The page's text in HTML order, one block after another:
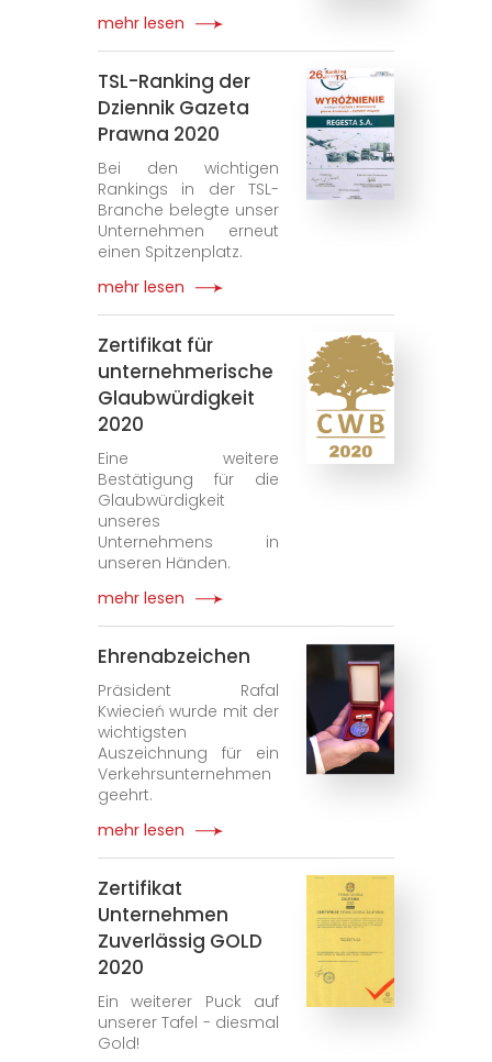
mehr lesen
TSL-Ranking der
Dziennik Gazeta
Prawna 2020
Bei den wichtigen
Rankings in der TSL-
Branche belegte unser
Unternehmen erneut
einen Spitzenplatz.
mehr lesen
Zertifikat für
unternehmerische
Glaubwürdigkeit
2020
Eine weitere
Bestätigung für die
Glaubwürdigkeit
unseres
Unternehmens in
unseren Händen.
mehr lesen
Ehrenabzeichen
Präsident Rafal
Kwiecień wurde mit der
wichtigsten
Auszeichnung für ein
Verkehrsunternehmen
geehrt.
mehr lesen
Zertifikat
Unternehmen
Zuverlässig GOLD
2020
Ein weiterer Puck auf
unserer Tafel - diesmal
Gold!